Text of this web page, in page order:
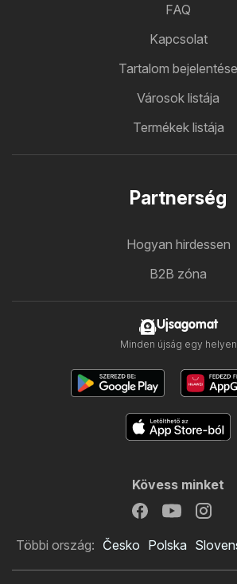
FAQ
Kapcsolat
Tartalom bejelentése
Városok listája
Termékek listája
Partnerség
Hogyan hirdessen
B2B zóna
Ujsagomat
Minden újság egy helyen
Kövess minket
Többi ország: Česko Polska